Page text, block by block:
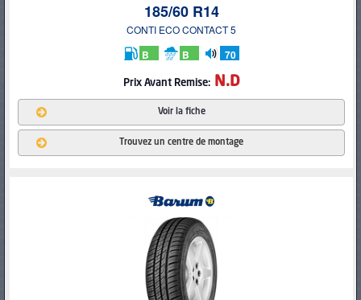
185/60 R14
CONTI ECO CONTACT 5
B B
70
Prix Avant Remise:N.D
Voir la fiche
Trouvez un centre de montage